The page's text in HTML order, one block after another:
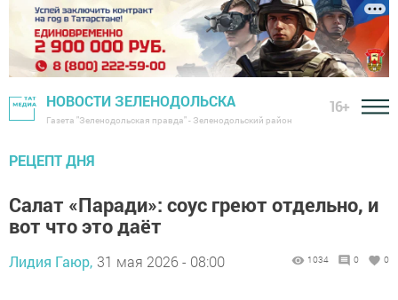
НОВОСТИ ЗЕЛЕНОДОЛЬСКА
Газета "Зеленодольская правда" - Зеленодольский район
16+
РЕЦЕПТ ДНЯ
Салат «Паради»: соус греют отдельно, и
вот что это даёт
Лидия Гаюр, 31 мая 2026 - 08:00 1034 0 0